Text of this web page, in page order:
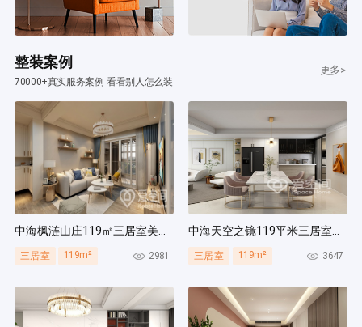
整装案例
70000+真实服务案例 看看别人怎么装
更多>
中海枫涟山庄119㎡三居室美式风装修案例
三居室 119m² 2981
中海天空之镜119平米三居室北欧风装修案例
三居室 119m² 3647